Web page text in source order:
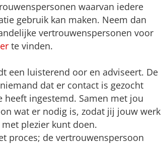
waarvan iedere
gebruik kan maken. Neem dan
vertrouwenspersonen voor
te vinden.
een luisterend oor en adviseert. De
dat er contact is gezocht
ingestemd. Samen met jou
wat er nodig is, zodat jij jouw werk
plezier kunt doen.
proces; de vertrouwenspersoon